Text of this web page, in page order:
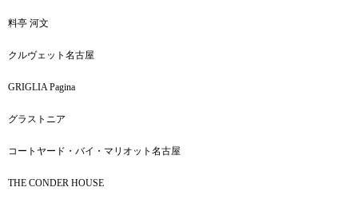
料亭 河文
クルヴェット名古屋
GRIGLIA Pagina
グラストニア
コートヤード・バイ・マリオット名古屋
THE CONDER HOUSE